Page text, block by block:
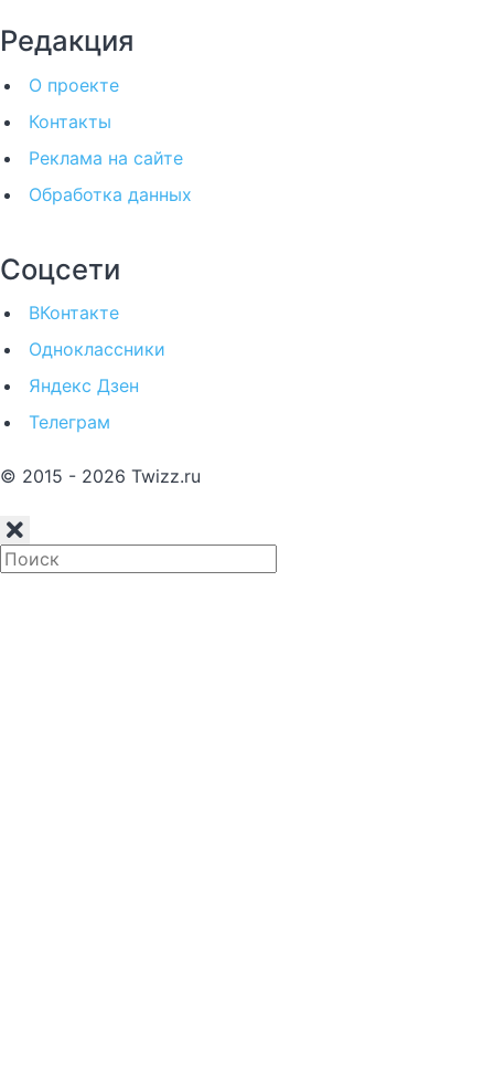
Редакция
О проекте
Контакты
Реклама на сайте
Обработка данных
Соцсети
ВКонтакте
Одноклассники
Яндекс Дзен
Телеграм
© 2015 - 2026 Twizz.ru